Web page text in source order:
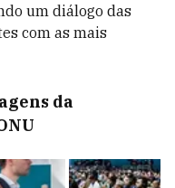
um diálogo das
com as mais
da